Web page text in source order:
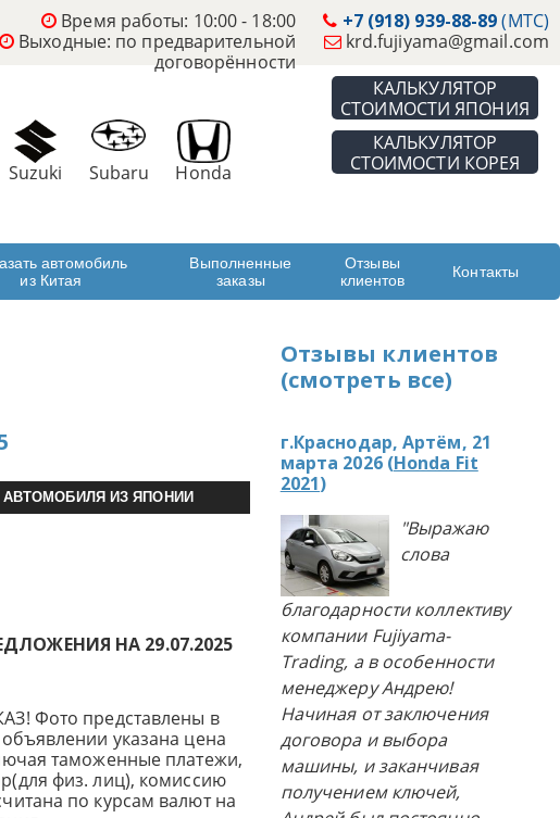
+7 (918) 939-88-89(МТС)
krd.fujiyama@gmail.com
Время работы: 10:00 - 18:00
Выходные: по предварительной
договорённости
КАЛЬКУЛЯТОР
СТОИМОСТИ ЯПОНИЯ
КАЛЬКУЛЯТОР
СТОИМОСТИ КОРЕЯ
Suzuki Subaru Honda
автомобиль
из Китая
Выполненные
заказы
Отзывы
клиентов
Контакты
АВТОМОБИЛЯ ИЗ ЯПОНИИ
НА 29.07.2025
Фото представлены в
указана цена
таможенные платежи,
физ. лиц), комиссию
по курсам валют на
Отзывы клиентов
(смотреть все)
г.Краснодар, Артём, 21
марта 2026 (Honda Fit
2021)
"Выражаю
слова
благодарности коллективу
компании Fujiyama-
Trading, а в особенности
менеджеру Андрею!
Начиная от заключения
договора и выбора
машины, и заканчивая
получением ключей,